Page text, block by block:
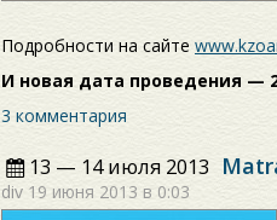
Подробности на сайте
И новая дата проведения —
3 комментария
13 — 14 июля 2013
div 19 июня 2013 в 0:03